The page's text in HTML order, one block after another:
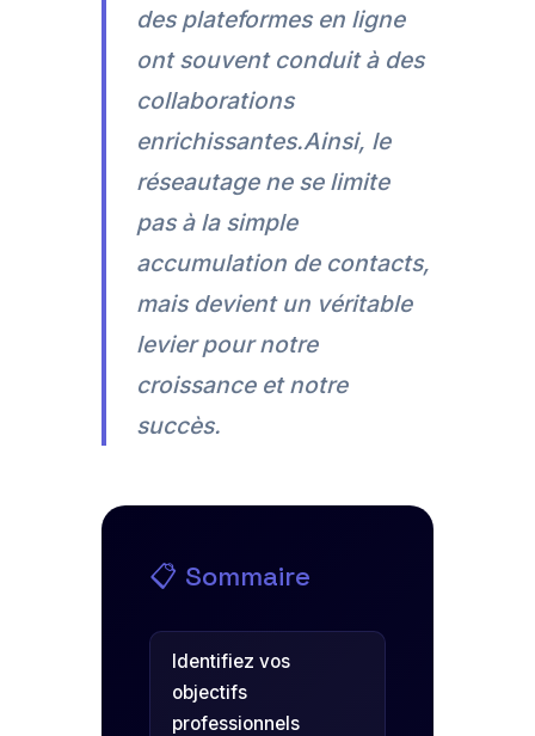
des plateformes en ligne
ont souvent conduit à des
collaborations
enrichissantes.Ainsi, le
réseautage ne se limite
pas à la simple
accumulation de contacts,
mais devient un véritable
levier pour notre
croissance et notre
succès.
📋 Sommaire
Identifiez vos
objectifs
professionnels